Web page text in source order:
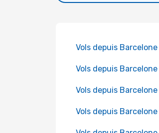
Vols depuis
Vols depuis
Vols depuis
Vols depuis